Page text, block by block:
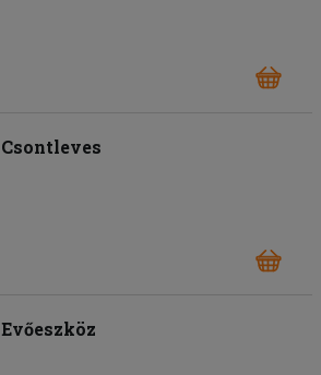
Csontleves
Evőeszköz